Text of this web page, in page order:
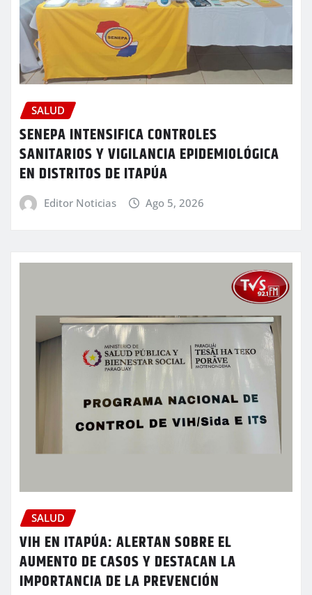
SALUD
SENEPA INTENSIFICA CONTROLES
SANITARIOS Y VIGILANCIA EPIDEMIOLÓGICA
EN DISTRITOS DE ITAPÚA
Editor Noticias Ago 5, 2026
SALUD
VIH EN ITAPÚA: ALERTAN SOBRE EL
AUMENTO DE CASOS Y DESTACAN LA
IMPORTANCIA DE LA PREVENCIÓN